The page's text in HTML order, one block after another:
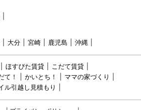
大分 宮崎 鹿児島 沖縄
ほすぴた賃貸
こだて賃貸
て！ かいとち！
ママの家づくり
ル引越し見積もり